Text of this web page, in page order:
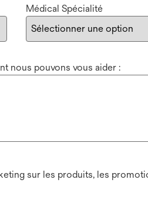
Médical Spécialité
nous pouvons vous aider :
sur les produits, les